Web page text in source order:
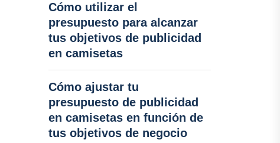
Cómo utilizar el
presupuesto para alcanzar
tus objetivos de publicidad
en camisetas
Cómo ajustar tu
presupuesto de publicidad
en camisetas en función de
tus objetivos de negocio